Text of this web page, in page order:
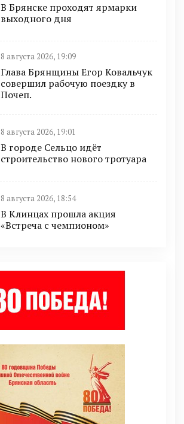
В Брянске проходят ярмарки
выходного дня
8 августа 2026, 19:09
Глава Брянщины Егор Ковальчук
совершил рабочую поездку в
Почеп.
8 августа 2026, 19:01
В городе Сельцо идёт
строительство нового тротуара
8 августа 2026, 18:54
В Клинцах прошла акция
«Встреча с чемпионом»